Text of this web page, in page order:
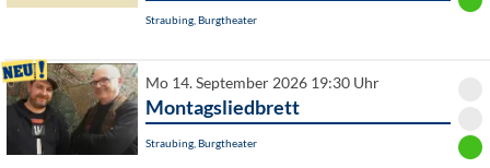
Straubing, Burgtheater
Mo 14. September 2026 19:30 Uhr
Montagsliedbrett
Straubing, Burgtheater